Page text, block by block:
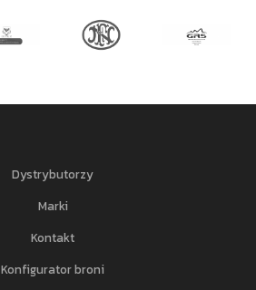
Dystrybutorzy
Marki
Kontakt
Konfigurator broni